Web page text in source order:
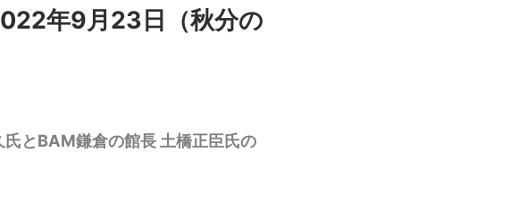
年9月23日（秋分の
とBAM鎌倉の館長 土橋正臣氏の